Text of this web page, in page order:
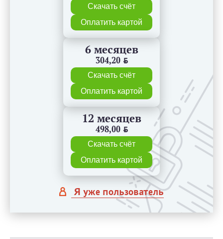
Скачать счёт
Оплатить картой
6 месяцев
304,20 BYN
Скачать счёт
Оплатить картой
12 месяцев
498,00 BYN
Скачать счёт
Оплатить картой
Я уже пользователь